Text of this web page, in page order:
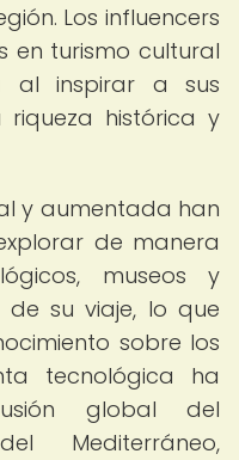
Los influencers
en turismo cultural
al inspirar a sus
histórica y
y aumentada han
de manera
museos y
de su viaje, lo que
sobre los
tecnológica ha
global del
Mediterráneo,